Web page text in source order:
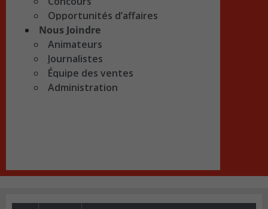
Opportunités d’affaires
Nous Joindre
Animateurs
Journalistes
Équipe des ventes
Administration